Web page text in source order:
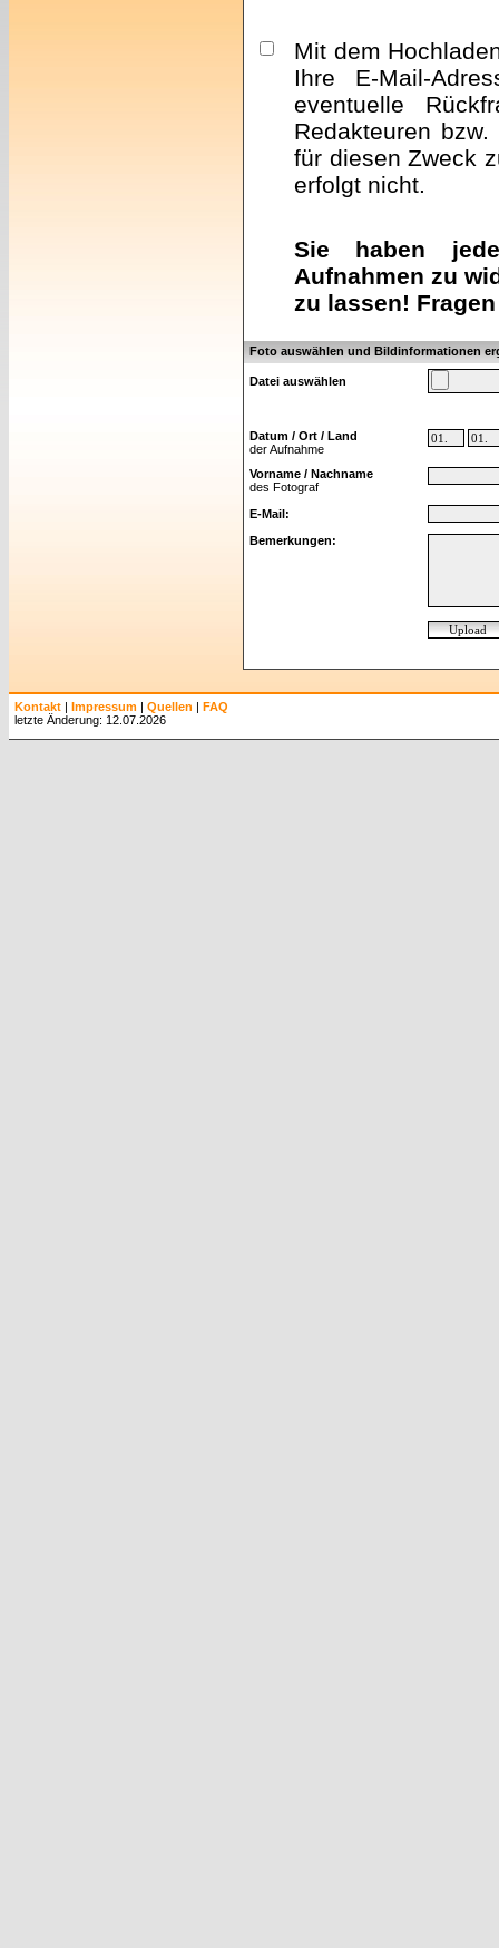
Mit dem
Ihre E-Mail-
eventuelle
Redakteuren
für diesen Zweck
erfolgt nicht.
Sie haben
Aufnahmen zu
zu lassen!
Foto auswählen und Bildinformationen
Datei auswählen
Datum / Ort / Land
der Aufnahme
Vorname / Nachname
des Fotograf
E-Mail:
Bemerkungen:
Kontakt | Impressum | Quellen | FAQ
letzte Änderung: 12.07.2026